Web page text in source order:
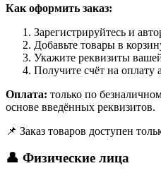
Как оформить заказ:
Зарегистрируйтесь и
Добавьте товары в
Укажите реквизиты
Получите счёт на оплату
Оплата: только по
основе введённых реквизитов.
📌 Заказ товаров доступен
👤 Физические лица